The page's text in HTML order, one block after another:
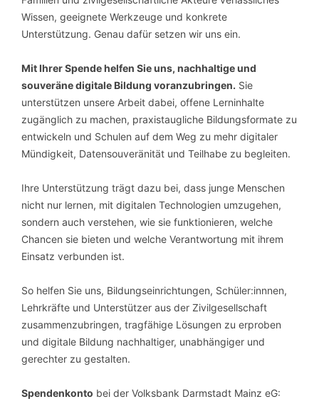
Wissen, geeignete Werkzeuge und konkrete
Unterstützung. Genau dafür setzen wir uns ein.
Mit Ihrer Spende helfen Sie uns, nachhaltige und
souveräne digitale Bildung voranzubringen. Sie
unterstützen unsere Arbeit dabei, offene Lerninhalte
zugänglich zu machen, praxistaugliche Bildungsformate zu
entwickeln und Schulen auf dem Weg zu mehr digitaler
Mündigkeit, Datensouveränität und Teilhabe zu begleiten.
Ihre Unterstützung trägt dazu bei, dass junge Menschen
nicht nur lernen, mit digitalen Technologien umzugehen,
sondern auch verstehen, wie sie funktionieren, welche
Chancen sie bieten und welche Verantwortung mit ihrem
Einsatz verbunden ist.
So helfen Sie uns, Bildungseinrichtungen, Schüler:innnen,
Lehrkräfte und Unterstützer aus der Zivilgesellschaft
zusammenzubringen, tragfähige Lösungen zu erproben
und digitale Bildung nachhaltiger, unabhängiger und
gerechter zu gestalten.
Spendenkonto bei der Volksbank Darmstadt Mainz eG: